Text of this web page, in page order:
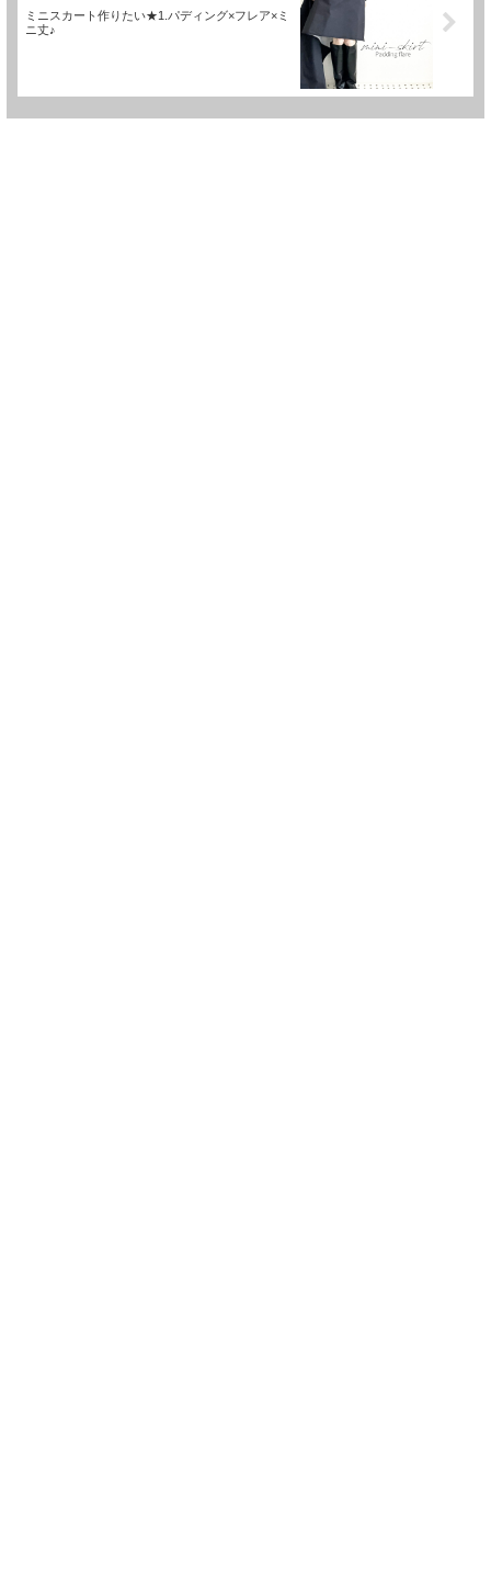
ミニスカート作りたい★1.パディング×フレア×ミ
ニ丈♪